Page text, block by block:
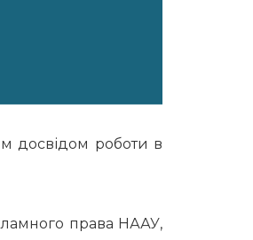
досвідом роботи в
права НААУ,